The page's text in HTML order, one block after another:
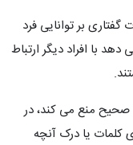
گفتاری بر توانایی فرد
با افراد دیگر ارتباط
صحیح منع می کند، در
کلمات یا درک آنچه